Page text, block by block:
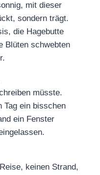
mit dieser
sondern trägt.
die Hagebutte
Blüten schwebten
müsste.
Tag ein bisschen
ein Fenster
keinen Strand,